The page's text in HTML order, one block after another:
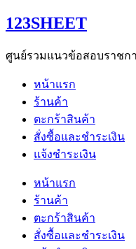
Skip
to
123SHEET
ศูนย์รวมแนวข้อสอบราชก
หน้าแรก
ร้านค้า
ตะกร้าสินค้า
สั่งซื้อและชำระเงิน
แจ้งชำระเงิน
หน้าแรก
ร้านค้า
ตะกร้าสินค้า
สั่งซื้อและชำระเงิน